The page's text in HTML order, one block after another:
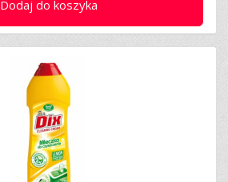
Dodaj do koszyka